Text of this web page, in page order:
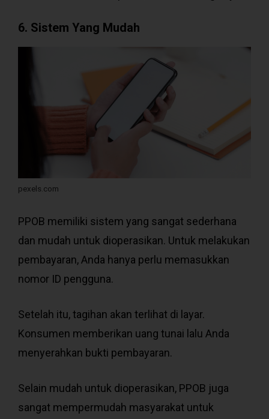
6. Sistem Yang Mudah
pexels.com
PPOB memiliki sistem yang sangat sederhana
dan mudah untuk dioperasikan. Untuk melakukan
pembayaran, Anda hanya perlu memasukkan
nomor ID pengguna.
Setelah itu, tagihan akan terlihat di layar.
Konsumen memberikan uang tunai lalu Anda
menyerahkan bukti pembayaran.
Selain mudah untuk dioperasikan, PPOB juga
sangat mempermudah masyarakat untuk